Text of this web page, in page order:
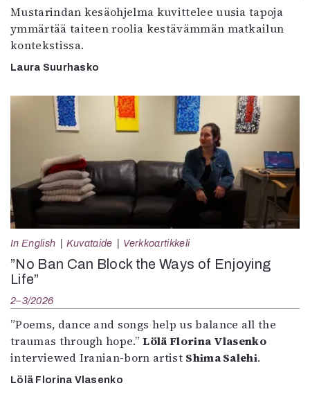
Mustarindan kesäohjelma kuvittelee uusia tapoja
ymmärtää taiteen roolia kestävämmän matkailun
kontekstissa.
Laura Suurhasko
In English Kuvataide Verkkoartikkeli
”No Ban Can Block the Ways of Enjoying
Life”
2–3/2026
”Poems, dance and songs help us balance all the
traumas through hope.”Lölä Florina Vlasenko
interviewed Iranian-born artist Shima Salehi.
Lölä Florina Vlasenko